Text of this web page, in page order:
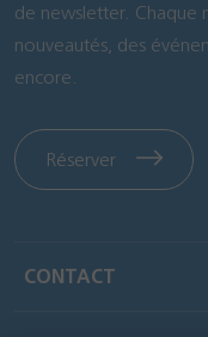
de newsletter. Chaque
nouveautés, des
encore.
Réserver
CONTACT